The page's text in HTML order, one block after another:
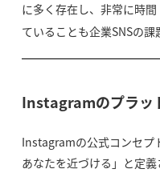
に多く存在し、非常に時
ていることも企業SNSの課
Instagramのプラッ
Instagramの公式コンセプ
あなたを近づける」と定